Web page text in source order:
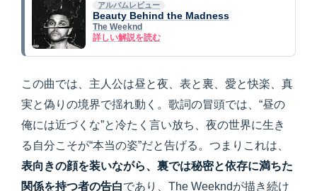
アルバムレビュー
Beauty Behind the Madness
The Weeknd
詳しい解説を読む
この曲では、主人公は昼と夜、表と裏、愛と快楽、真
実と偽りの境界で揺れ動く。歌詞の冒頭では、“昼の
俺には近づくな”と冷たく言い放ち、夜の世界に生き
る自分こそが“本当の姿”だと告げる。つまりこれは、
表向きの顔を装いながら、裏では秘密と依存に満ちた
関係を持つ者の告白であり、The Weekndが描き続け